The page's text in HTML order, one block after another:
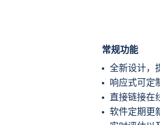
常规功能
全新设计，
响应式可定
直接链接在
软件定期更